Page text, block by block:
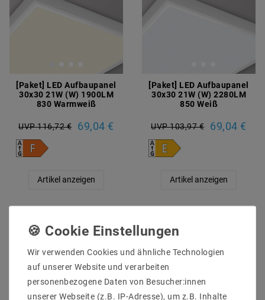
[Paket] LED Aufbaupanel
30x30 21W (W) 1900LM
830 Warmweiß
UVP 116,72 € 69,04 €
Artikel anzeigen
[Paket] LED Aufbaupanel
30x30 21W (W) 2280LM
850 Weiß
UVP 103,97 € 69,04 €
Artikel anzeigen
Artikelpaket Artikelpaket
Wir verwenden Cookies und ähnliche Technologien
auf unserer Website und verarbeiten
personenbezogene Daten von Besucher:innen
unserer Webseite (z.B. IP-Adresse), um z.B. Inhalte